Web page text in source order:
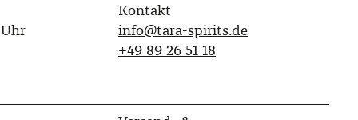
Kontakt
info@tara-spirits.de
‭+49 89 26 51 18‬